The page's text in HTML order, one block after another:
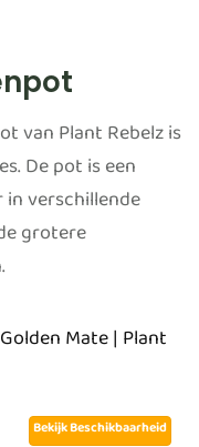
van Plant Rebelz is
De pot is een
verschillende
grotere
Mate | Plant
Bekijk Beschikbaarheid